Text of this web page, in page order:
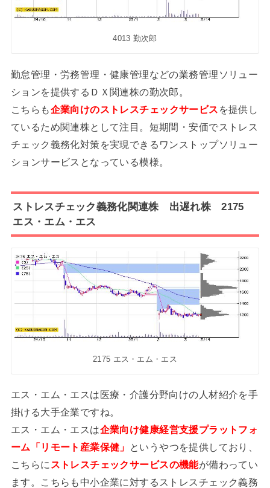
4013 勤次郎
勤怠管理・労務管理・健康管理などの業務管理ソリュー
ションを提供するＤＸ関連株の勤次郎。
こちらも企業向けのストレスチェックサービス を提供し
ているため関連株として注目。短期間・安価でストレス
チェック義務化対策を実現できるワンストップソリュー
ションサービスとなっている模様。
ストレスチェック義務化関連株 出遅れ株 2175
エス・エム・エス
2175 エス・エム・エス
エス・エム・エスは医療・介護分野向けの人材紹介を手
掛ける大手企業ですね。
エス・エム・エスは企業向け健康経営支援プラットフォ
ーム「リモート産業保健」
というやつを提供しており、
こちらに ストレスチェックサービスの機能が備わってい
ます。こちらも中小企業に対するストレスチェック義務